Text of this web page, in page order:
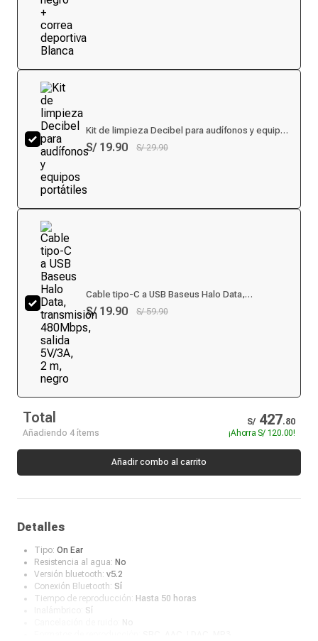
Kit de limpieza Decibel para audífonos y equipos
portátiles
S/ 19.90 S/ 29.90
Cable tipo-C a USB Baseus Halo Data,
transmisión 480Mbps, salida 5V/3A, 2 m, negro
S/ 19.90 S/ 59.90
Total S/ 427.80
Añadiendo 4 ítems
¡AhorraS/ 120.00!
Añadir combo al carrito
Detalles
Tipo: On Ear
Resistencia al agua: No
Versión bluetooth: v5.2
Conexión Bluetooth: Sí
Tiempo de reproducción: Hasta 50 horas
Sí